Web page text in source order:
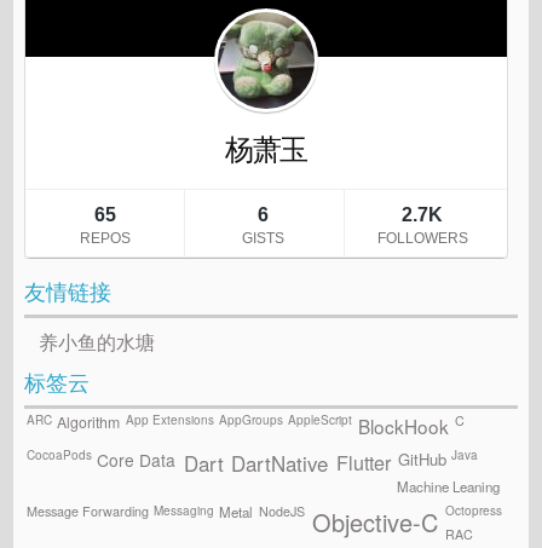
友情链接
养小鱼的水塘
标签云
ARC Algorithm App Extensions AppGroups AppleScript BlockHook C
CocoaPods Core Data Dart DartNative Flutter GitHub Java
Machine Leaning
Message Forwarding Messaging Metal NodeJS Objective-C Octopress
RAC